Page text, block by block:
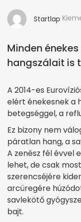
Startlap
Minden
hangszálait is
A 2014-es
elért énekesnek a
betegséggel, a
Ez bizony nem
páratlan hang, a
A zenész fél évvel
lehet, de csak
szerencséjére
arcüregére
savlekötő
bajt.